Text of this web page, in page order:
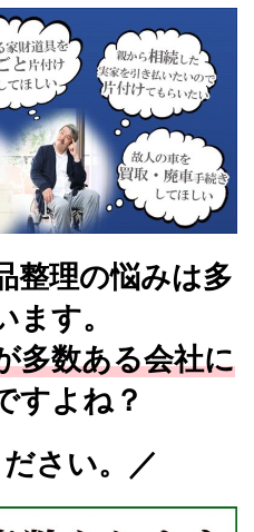
整理の悩みは多
ます。
多数ある会社に
すよね？
さい。／